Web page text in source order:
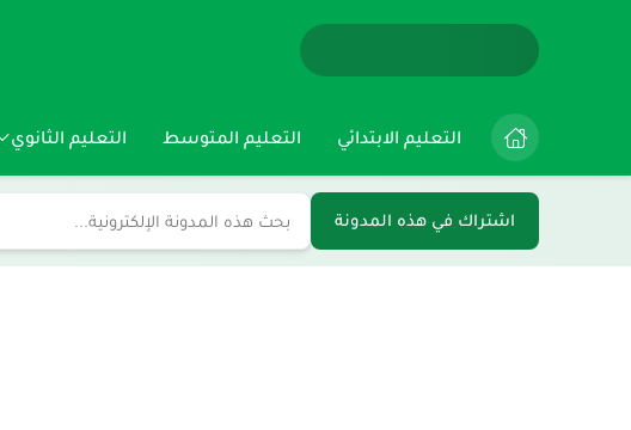
التعليم الابتدائي التعليم المتوسط التعليم الثانوي
اشتراك في هذه المدونة